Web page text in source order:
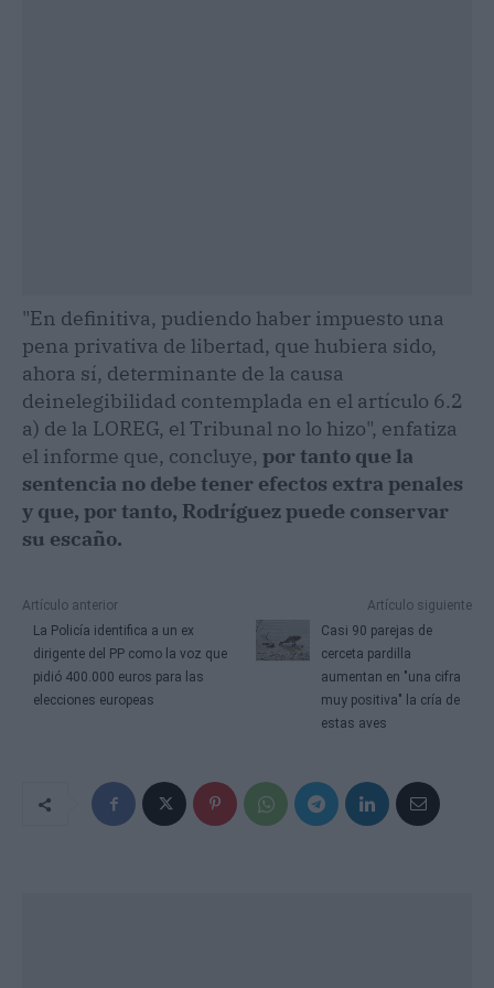
"En definitiva, pudiendo haber impuesto una
pena privativa de libertad, que hubiera sido,
ahora sí, determinante de la causa
deinelegibilidad contemplada en el artículo 6.2
a) de la LOREG, el Tribunal no lo hizo", enfatiza
el informe que, concluye, por tanto que la
sentencia no debe tener efectos extra penales
y que, por tanto, Rodríguez puede conservar
su escaño.
Artículo anterior
La Policía identifica a un ex
dirigente del PP como la voz que
pidió 400.000 euros para las
elecciones europeas
Artículo siguiente
Casi 90 parejas de
cerceta pardilla
aumentan en "una cifra
muy positiva" la cría de
estas aves